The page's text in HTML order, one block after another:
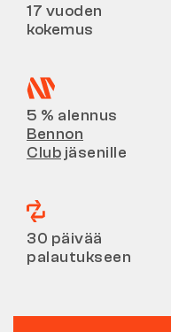
17 vuoden
kokemus
5 % alennus
Bennon
Club jäsenille
30 päivää
palautukseen